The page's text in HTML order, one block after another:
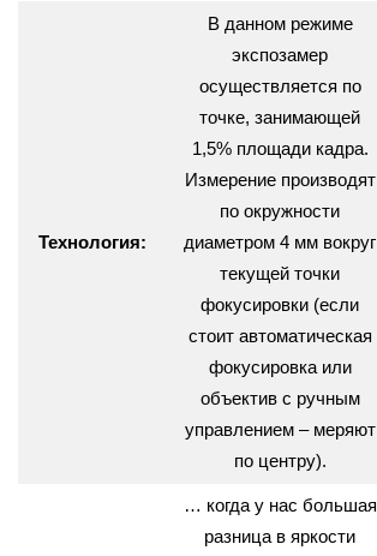
Технология:
В данном режиме
экспозамер
осуществляется по
точке, занимающей
1,5% площади кадра.
Измерение производят
по окружности
диаметром 4 мм вокруг
текущей точки
фокусировки (если
стоит автоматическая
фокусировка или
объектив с ручным
управлением – меряют
по центру).
… когда у нас большая
разница в яркости